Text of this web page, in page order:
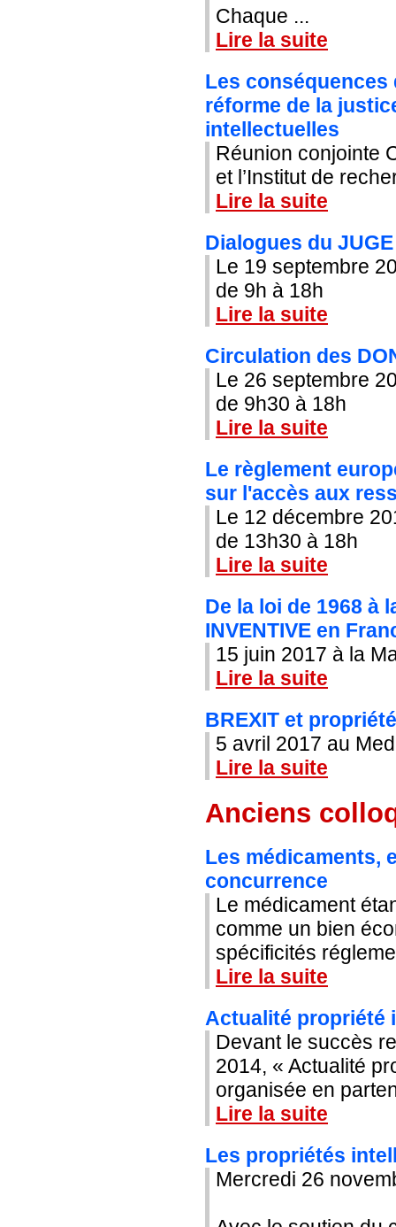
Chaque ...
Lire la suite
Les
réforme de la
intellectuelles
Réunion conjointe
et l’Institut de
Lire la suite
Dialogues du
Le 19 septembre
de 9h à 18h
Lire la suite
Circulation des
Le 26 septembre
de 9h30 à 18h
Lire la suite
Le règlement
sur l'accès aux
Le 12 décembre
de 13h30 à 18h
Lire la suite
De la loi de 1968 à
INVENTIVE en
15 juin 2017 à la
Lire la suite
BREXIT et
5 avril 2017 au
Lire la suite
Anciens
Les médicaments,
concurrence
Le médicament
comme un bien
spécificités
Lire la suite
Actualité propriété
Devant le succès
2014, « Actualité
organisée en
Lire la suite
Les propriétés
Mercredi 26